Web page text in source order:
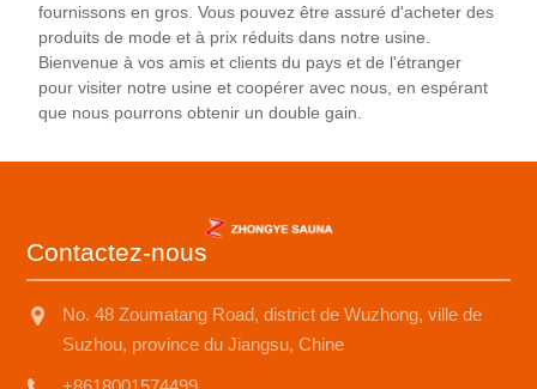
faible consommation d'énergie, de sécurité et de
fiabilité, ce qui en fait un choix idéal pour les familles
modernes, les salons de beauté et les lieux de
loisirs.
fournissons en gros. Vous pouvez être assuré d'acheter des
produits de mode et à prix réduits dans notre usine.
Bienvenue à vos amis et clients du pays et de l'étranger
pour visiter notre usine et coopérer avec nous, en espérant
que nous pourrons obtenir un double gain.
Contactez-nous
No. 48 Zoumatang Road, district de Wuzhong, ville de
Suzhou, province du Jiangsu, Chine